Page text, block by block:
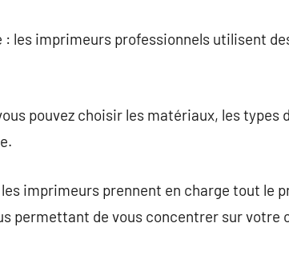
: les imprimeurs professionnels utilisent
pouvez choisir les matériaux, les
imprimeurs prennent en charge tout le
permettant de vous concentrer sur votre